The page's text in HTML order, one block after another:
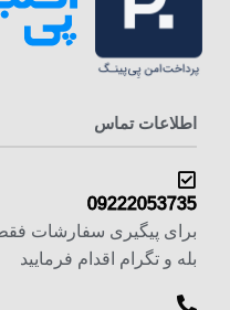
اطلاعات تماس
09222053735
برای پیگیری سفارشات
بله و تگرام اقدام فرمایید